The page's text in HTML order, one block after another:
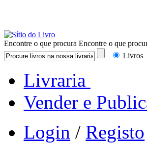
Encontre o que procura Encontre o que
Livros
Livraria
Vender e
Login / Registo